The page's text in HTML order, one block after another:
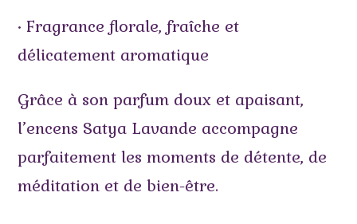
• Fragrance florale, fraîche et
délicatement aromatique
Grâce à son parfum doux et apaisant,
l’encens Satya Lavande accompagne
parfaitement les moments de détente, de
méditation et de bien-être.